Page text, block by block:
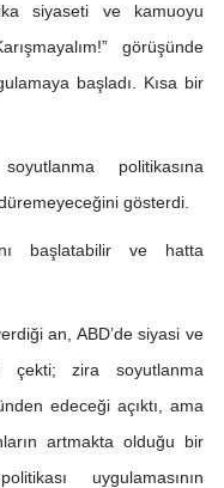
siyaseti ve kamuoyu
görüşünde
başladı. Kısa bir
politikasına
gösterdi.
başlatabilir ve hatta
an, ABD’de siyasi ve
zira soyutlanma
edeceği açıktı, ama
artmakta olduğu bir
uygulamasının